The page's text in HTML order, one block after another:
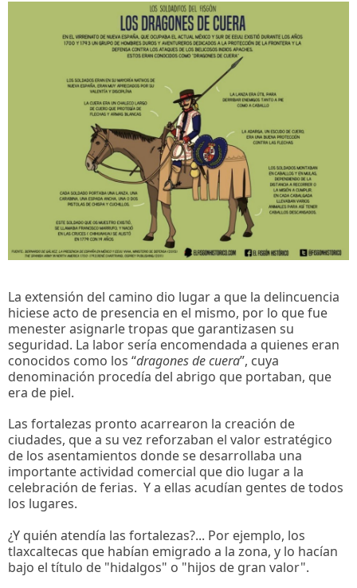
La extensión del camino dio lugar a que la delincuencia
hiciese acto de presencia en el mismo, por lo que fue
menester asignarle tropas que garantizasen su
seguridad. La labor sería encomendada a quienes eran
conocidos como los “dragones de cuera”, cuya
denominación procedía del abrigo que portaban, que
era de piel.
Las fortalezas pronto acarrearon la creación de
ciudades, que a su vez reforzaban el valor estratégico
de los asentamientos donde se desarrollaba una
importante actividad comercial que dio lugar a la
celebración de ferias. Y a ellas acudían gentes de todos
los lugares.
¿Y quién atendía las fortalezas?... Por ejemplo, los
tlaxcaltecas que habían emigrado a la zona, y lo hacían
bajo el título de "hidalgos" o "hijos de gran valor".